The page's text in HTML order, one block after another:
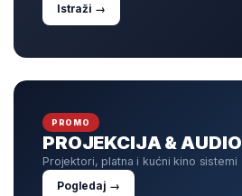
Istraži →
PROMO
PROJEKCIJA & AUDIO
Projektori, platna i kućni kino sistemi
Pogledaj →